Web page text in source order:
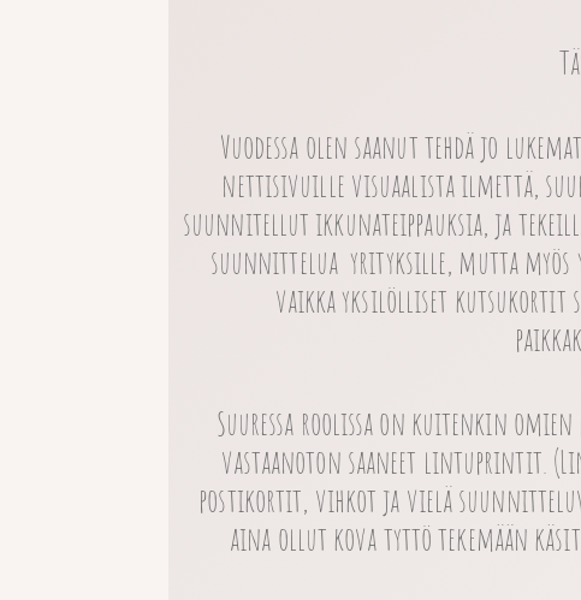
Vuodessa olen saanut tehdä jo
nettisivuille visuaalista ilmettä,
suunnitellut ikkunateippauksia, ja
suunnittelua yrityksille, mutta myös
vaikka yksilölliset kutsukortit
Suuressa roolissa on kuitenkin
vastaanoton saaneet lintuprintit.
postikortit, vihkot ja vielä
aina ollut kova tyttö tekemään